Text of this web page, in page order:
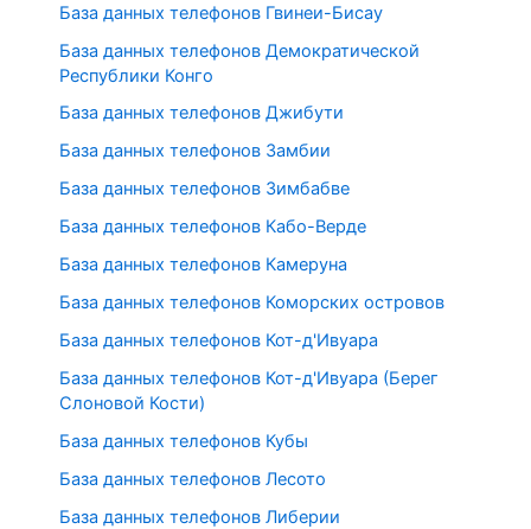
База данных телефонов Гвинеи-Бисау
База данных телефонов Демократической
Республики Конго
База данных телефонов Джибути
База данных телефонов Замбии
База данных телефонов Зимбабве
База данных телефонов Кабо-Верде
База данных телефонов Камеруна
База данных телефонов Коморских островов
База данных телефонов Кот-д'Ивуара
База данных телефонов Кот-д'Ивуара (Берег
Слоновой Кости)
База данных телефонов Кубы
База данных телефонов Лесото
База данных телефонов Либерии